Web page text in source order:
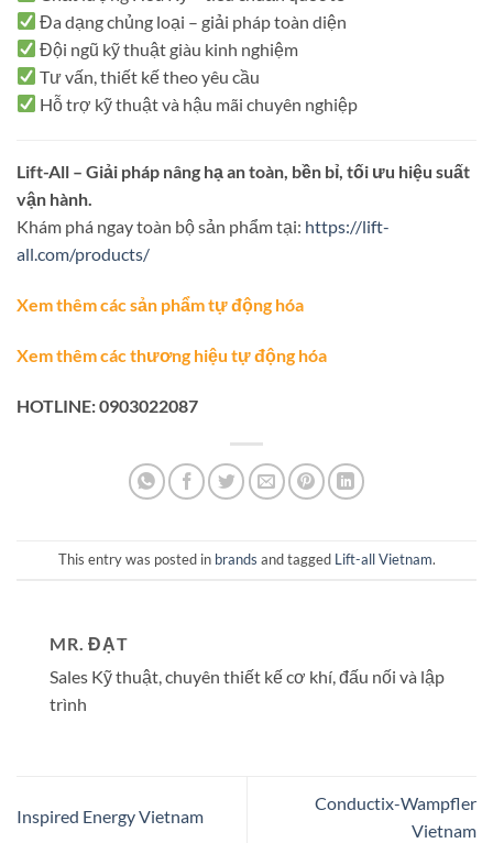
Đa dạng chủng loại – giải pháp toàn diện
Đội ngũ kỹ thuật giàu kinh nghiệm
Tư vấn, thiết kế theo yêu cầu
Hỗ trợ kỹ thuật và hậu mãi chuyên nghiệp
Lift-All – Giải pháp nâng hạ an toàn, bền bỉ, tối ưu hiệu suất
vận hành.
Khám phá ngay toàn bộ sản phẩm tại: https://lift-
all.com/products/
Xem thêm các sản phẩm tự động hóa
Xem thêm các thương hiệu tự động hóa
HOTLINE: 0903022087
This entry was posted in brands and tagged Lift-all Vietnam.
MR. ĐẠT
Sales Kỹ thuật, chuyên thiết kế cơ khí, đấu nối và lập
trình
Inspired Energy Vietnam
Conductix-Wampfler
Vietnam